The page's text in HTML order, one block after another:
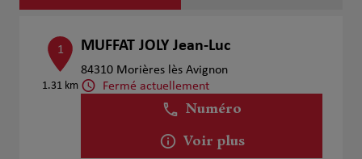
1
1.31 km
MUFFAT JOLY Jean-Luc
84310 Morières lès Avignon
Fermé actuellement
Numéro
Voir plus